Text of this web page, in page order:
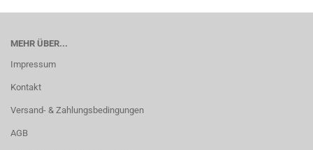
MEHR ÜBER...
Impressum
Kontakt
Versand- & Zahlungsbedingungen
AGB